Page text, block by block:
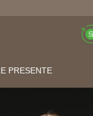
PRESENTE